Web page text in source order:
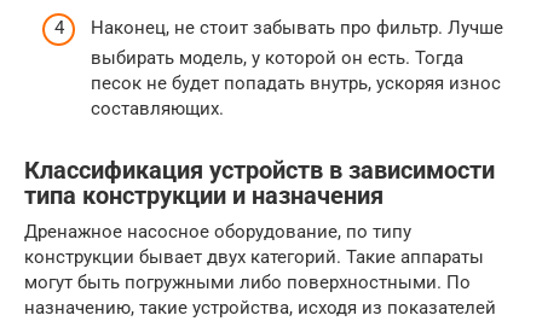
Наконец, не стоит забывать про фильтр. Лучше
выбирать модель, у которой он есть. Тогда
песок не будет попадать внутрь, ускоряя износ
составляющих.
Классификация устройств в зависимости
типа конструкции и назначения
Дренажное насосное оборудование, по типу
конструкции бывает двух категорий. Такие аппараты
могут быть погружными либо поверхностными. По
назначению, такие устройства, исходя из показателей